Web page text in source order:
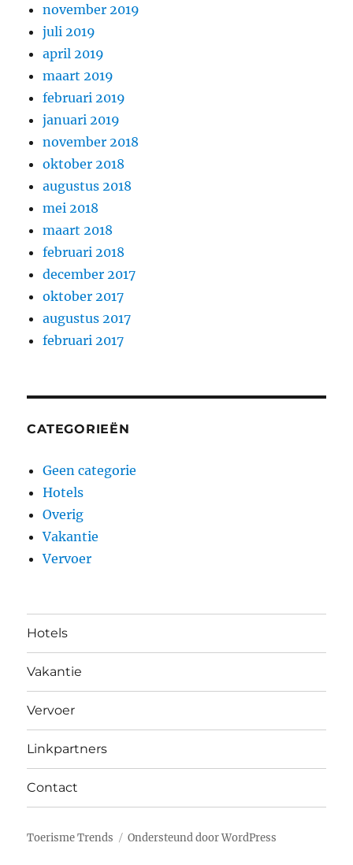
november 2019
juli 2019
april 2019
maart 2019
februari 2019
januari 2019
november 2018
oktober 2018
augustus 2018
mei 2018
maart 2018
februari 2018
december 2017
oktober 2017
augustus 2017
februari 2017
CATEGORIEËN
Geen categorie
Hotels
Overig
Vakantie
Vervoer
Hotels
Vakantie
Vervoer
Linkpartners
Contact
Toerisme Trends Ondersteund door WordPress